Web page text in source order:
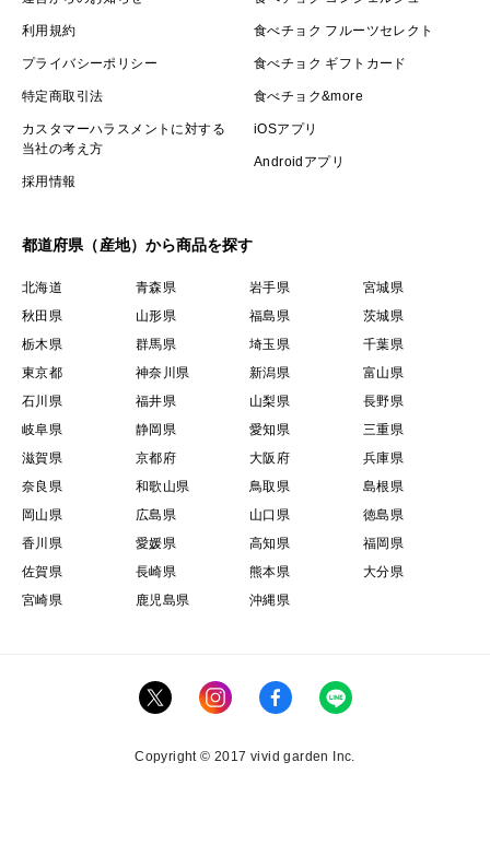
利用規約
プライバシーポリシー
特定商取引法
カスタマーハラスメントに対する
当社の考え方
採用情報
食べチョク フルーツセレクト
食べチョク ギフトカード
食べチョク&more
iOSアプリ
Androidアプリ
都道府県（産地）から商品を探す
北海道 青森県 岩手県
宮城県
秋田県
山形県 福島県
茨城県
栃木県
群馬県 埼玉県
千葉県
東京都
神奈川県 新潟県
富山県
石川県
福井県 山梨県
長野県
岐阜県
静岡県 愛知県
三重県
滋賀県
京都府 大阪府
兵庫県
奈良県
和歌山県 鳥取県
島根県
岡山県
広島県 山口県
徳島県
香川県
愛媛県 高知県
福岡県
佐賀県
長崎県 熊本県
大分県
宮崎県
鹿児島県 沖縄県
Copyright © 2017 vivid garden Inc.